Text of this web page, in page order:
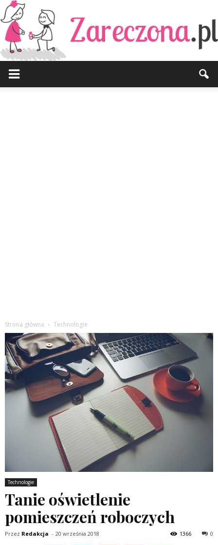
Strona główna Technologie
Technologie
Tanie oświetlenie
pomieszczeń roboczych
Przez Redakcja - 20 września 2018 0
1366